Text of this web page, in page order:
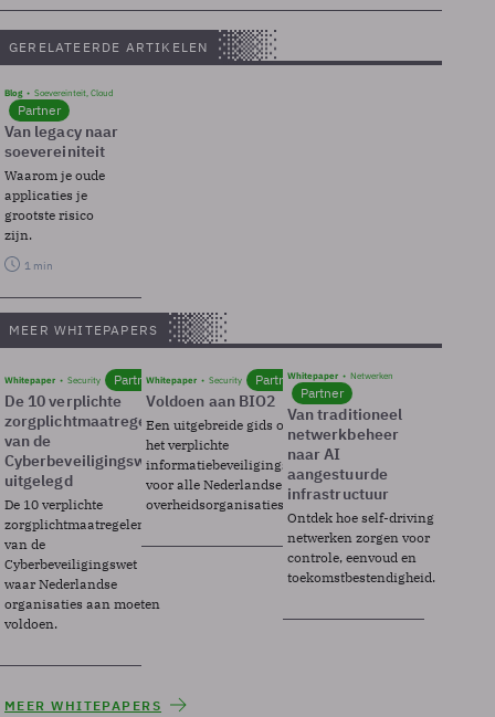
GERELATEERDE ARTIKELEN
Blog Soevereinteit, Cloud
Partner
Van legacy naar
soevereiniteit
Waarom je oude
applicaties je
grootste risico
zijn.
1 min
MEER WHITEPAPERS
Whitepaper Security Partner
De 10 verplichte
zorgplichtmaatregelen
van de
Cyberbeveiligingswet
uitgelegd
De 10 verplichte
zorgplichtmaatregelen
van de
Cyberbeveiligingswet
waar Nederlandse
organisaties aan moeten
voldoen.
Whitepaper Security Partner
Voldoen aan BIO2
Een uitgebreide gids over BIO2,
het verplichte
informatiebeveiligingsframework
voor alle Nederlandse
overheidsorganisaties.
Whitepaper Netwerken
Partner
Van traditioneel
netwerkbeheer
naar AI
aangestuurde
infrastructuur
Ontdek hoe self-driving
netwerken zorgen voor
controle, eenvoud en
toekomstbestendigheid.
MEER WHITEPAPERS